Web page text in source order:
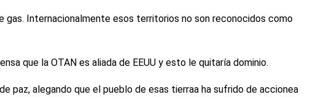
gas. Internacionalmente esos territorios no son reconocidos como
que la OTAN es aliada de EEUU y esto le quitaría dominio.
paz, alegando que el pueblo de esas tierraa ha sufrido de accionea